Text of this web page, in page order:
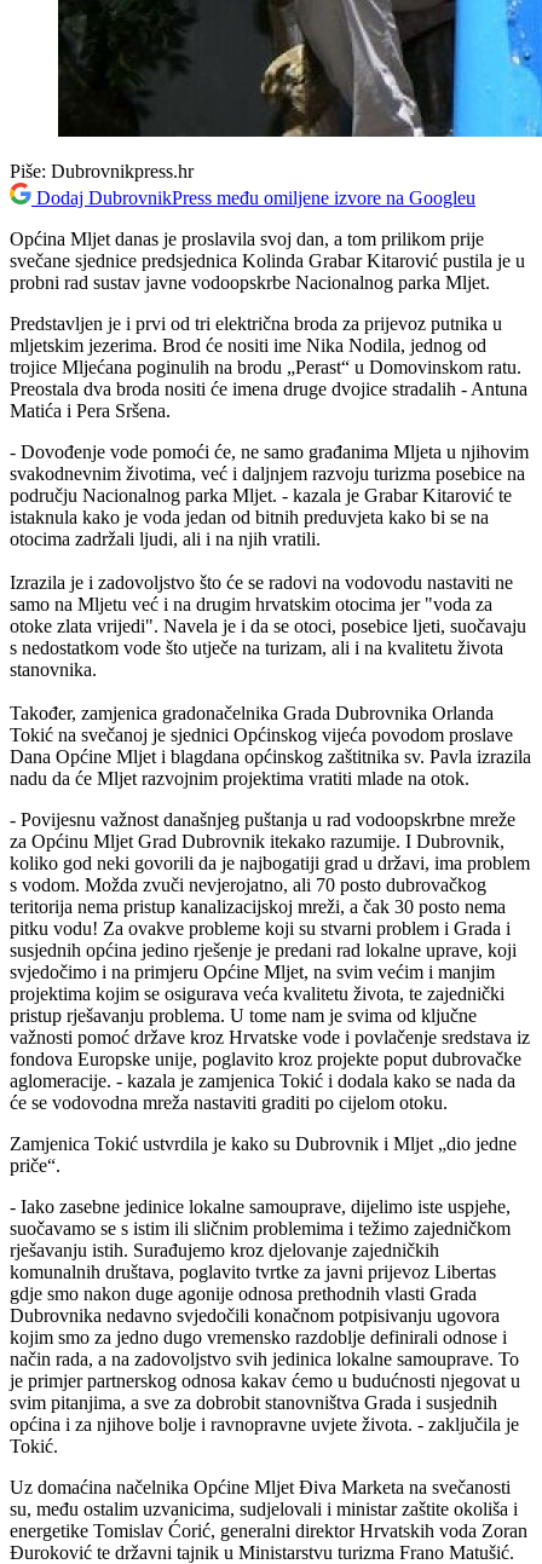
Piše: Dubrovnikpress.hr
Dodaj DubrovnikPress među omiljene izvore na Googleu
Općina Mljet danas je proslavila svoj dan, a tom prilikom prije
svečane sjednice predsjednica Kolinda Grabar Kitarović pustila je u
probni rad sustav javne vodoopskrbe Nacionalnog parka Mljet.
Predstavljen je i prvi od tri električna broda za prijevoz putnika u
mljetskim jezerima. Brod će nositi ime Nika Nodila, jednog od
trojice Mljećana poginulih na brodu „Perast“ u Domovinskom ratu.
Preostala dva broda nositi će imena druge dvojice stradalih - Antuna
Matića i Pera Sršena.
- Dovođenje vode pomoći će, ne samo građanima Mljeta u njihovim
svakodnevnim životima, već i daljnjem razvoju turizma posebice na
području Nacionalnog parka Mljet. - kazala je Grabar Kitarović te
istaknula kako je voda jedan od bitnih preduvjeta kako bi se na
otocima zadržali ljudi, ali i na njih vratili.
Izrazila je i zadovoljstvo što će se radovi na vodovodu nastaviti ne
samo na Mljetu već i na drugim hrvatskim otocima jer "voda za
otoke zlata vrijedi". Navela je i da se otoci, posebice ljeti, suočavaju
s nedostatkom vode što utječe na turizam, ali i na kvalitetu života
stanovnika.
Također, zamjenica gradonačelnika Grada Dubrovnika Orlanda
Tokić na svečanoj je sjednici Općinskog vijeća povodom proslave
Dana Općine Mljet i blagdana općinskog zaštitnika sv. Pavla izrazila
nadu da će Mljet razvojnim projektima vratiti mlade na otok.
- Povijesnu važnost današnjeg puštanja u rad vodoopskrbne mreže
za Općinu Mljet Grad Dubrovnik itekako razumije. I Dubrovnik,
koliko god neki govorili da je najbogatiji grad u državi, ima problem
s vodom. Možda zvuči nevjerojatno, ali 70 posto dubrovačkog
teritorija nema pristup kanalizacijskoj mreži, a čak 30 posto nema
pitku vodu! Za ovakve probleme koji su stvarni problem i Grada i
susjednih općina jedino rješenje je predani rad lokalne uprave, koji
svjedočimo i na primjeru Općine Mljet, na svim većim i manjim
projektima kojim se osigurava veća kvalitetu života, te zajednički
pristup rješavanju problema. U tome nam je svima od ključne
važnosti pomoć države kroz Hrvatske vode i povlačenje sredstava iz
fondova Europske unije, poglavito kroz projekte poput dubrovačke
aglomeracije. - kazala je zamjenica Tokić i dodala kako se nada da
će se vodovodna mreža nastaviti graditi po cijelom otoku.
Zamjenica Tokić ustvrdila je kako su Dubrovnik i Mljet „dio jedne
priče“.
- Iako zasebne jedinice lokalne samouprave, dijelimo iste uspjehe,
suočavamo se s istim ili sličnim problemima i težimo zajedničkom
rješavanju istih. Surađujemo kroz djelovanje zajedničkih
komunalnih društava, poglavito tvrtke za javni prijevoz Libertas
gdje smo nakon duge agonije odnosa prethodnih vlasti Grada
Dubrovnika nedavno svjedočili konačnom potpisivanju ugovora
kojim smo za jedno dugo vremensko razdoblje definirali odnose i
način rada, a na zadovoljstvo svih jedinica lokalne samouprave. To
je primjer partnerskog odnosa kakav ćemo u budućnosti njegovat u
svim pitanjima, a sve za dobrobit stanovništva Grada i susjednih
općina i za njihove bolje i ravnopravne uvjete života. - zaključila je
Tokić.
Uz domaćina načelnika Općine Mljet Điva Marketa na svečanosti
su, među ostalim uzvanicima, sudjelovali i ministar zaštite okoliša i
energetike Tomislav Ćorić, generalni direktor Hrvatskih voda Zoran
Đuroković te državni tajnik u Ministarstvu turizma Frano Matušić.